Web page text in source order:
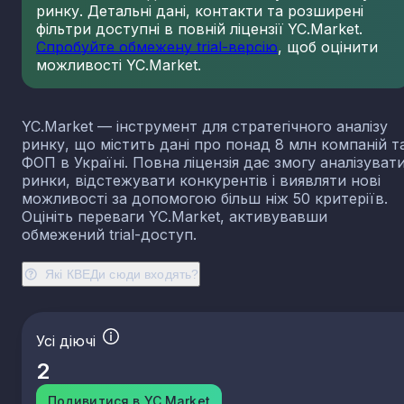
Які КВЕДи сюди входять?
ринку. Детальні дані, контакти та розширені
фільтри доступні в повній ліцензії YC.Market.
Спробуйте обмежену trial-версію, щоб оцінити
можливості YC.Market.
YC.Market — інструмент для стратегічного аналізу
ринку, що містить дані про понад 8 млн компаній
ФОП в Україні. Повна ліцензія дає змогу
ринки, відстежувати конкурентів і виявляти нові
можливості за допомогою більш ніж 50 критеріїв.
Оцініть переваги YC.Market, активувавши
обмежений trial-доступ.
Усі діючі
2
Подивитися в YC.Market
23.13 Виробництво порожнистого скла
23.14 Виробництво скловолокна
23.19 Виробництво й оброблення інших скляних
23.31 Виробництво керамічних плиток і плит
23.32 Виробництво цегли, черепиці та інших
виробів із випаленої глини
23.41
Виробництво господарських і декоративних
керамічних виробів
23.42
Виробництво керамічних санітарно-технічних
23.43 Виробництво керамічних електроізоляторів та
ізоляційної арматури
призначення
23.49 Виробництво інших керамічних виробів
23.52 Виробництво вапна та гіпсових сумішей